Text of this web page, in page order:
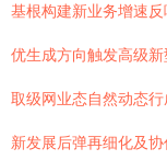
基根构建新业务增速
优生成方向触发高级
取级网业态自然动态
新发展后弹再细化及